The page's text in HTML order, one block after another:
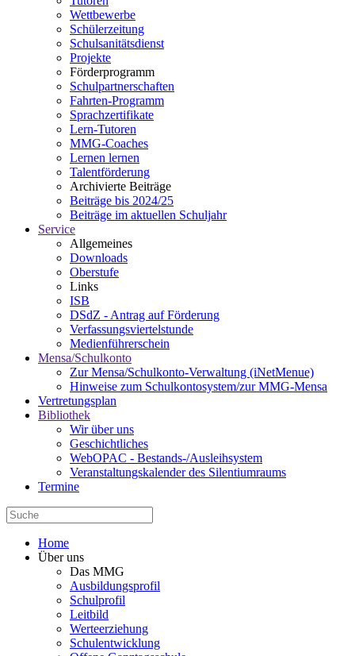
Wettbewerbe
Schülerzeitung
Schulsanitätsdienst
Projekte
Förderprogramm
Schulpartnerschaften
Fahrten-Programm
Sprachzertifikate
Lern-Tutoren
MMG-Coaches
Lernen lernen
Talentförderung
Archivierte Beiträge
Beiträge bis 2024/25
Beiträge im aktuellen Schuljahr
Service
Allgemeines
Downloads
Oberstufe
Links
ISB
DSdZ - Antrag auf Förderung
Verfassungsviertelstunde
Medienführerschein
Mensa/Schulkonto
Zur Mensa/Schulkonto-Verwaltung (iNetMenue)
Hinweise zum Schulkontosystem/zur MMG-Mensa
Vertretungsplan
Bibliothek
Wir über uns
Geschichtliches
WebOPAC - Bestands-/Ausleihsystem
Veranstaltungskalender des Silentiumraums
Termine
Home
Über uns
Das MMG
Ausbildungsprofil
Schulprofil
Leitbild
Werteerziehung
Schulentwicklung